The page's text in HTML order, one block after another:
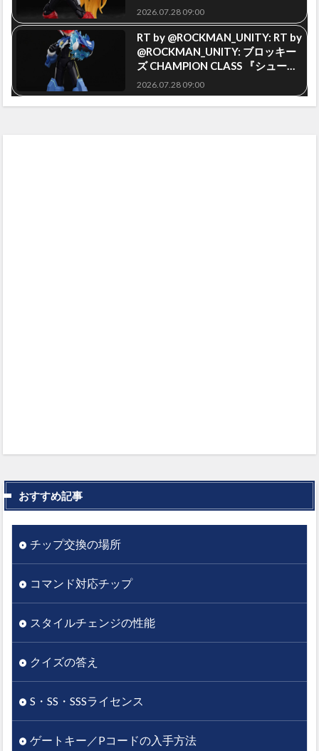
おすすめ記事
チップ交換の場所
コマンド対応チップ
スタイルチェンジの性能
クイズの答え
S・SS・SSSライセンス
ゲートキー／Pコードの入手方法